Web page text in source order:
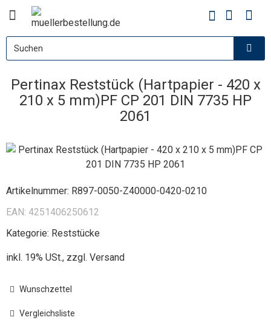
Pertinax Reststück (Hartpapier - 420 x
210 x 5 mm)PF CP 201 DIN 7735 HP
2061
Artikelnummer: R897-0050-Z40000-0420-0210
EAN: 4251406250612
Kategorie: Reststücke
inkl. 19% USt., zzgl. Versand
Wunschzettel
Vergleichsliste